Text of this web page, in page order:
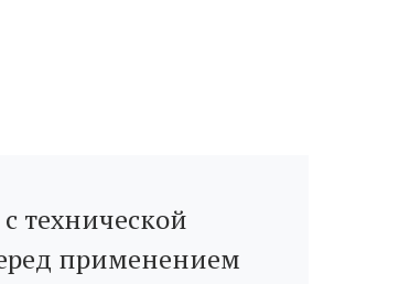
технической
применением